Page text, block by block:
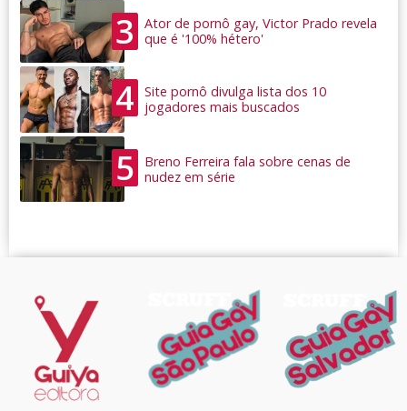
3
Ator de pornô gay, Victor Prado revela
que é '100% hétero'
4
Site pornô divulga lista dos 10
jogadores mais buscados
5
Breno Ferreira fala sobre cenas de
nudez em série